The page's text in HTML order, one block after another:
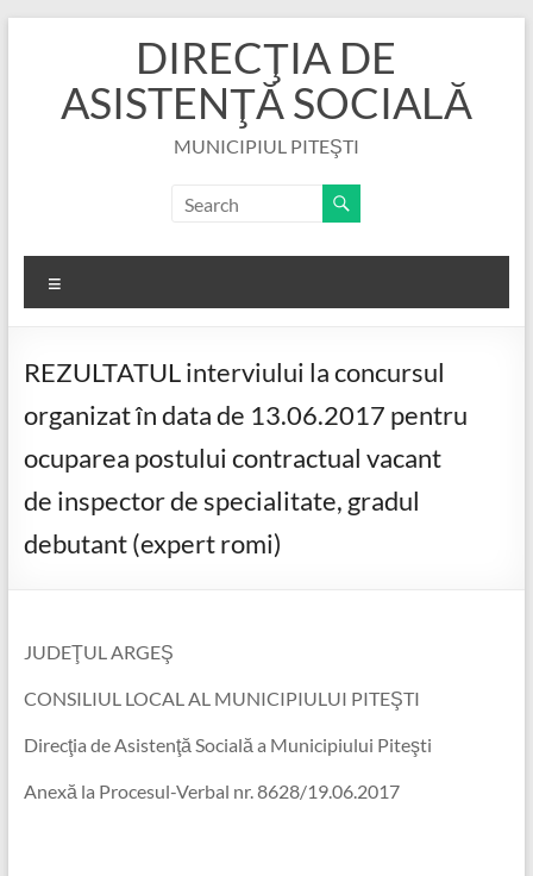
DIRECŢIA DE
ASISTENŢĂ SOCIALĂ
MUNICIPIUL PITEŞTI
REZULTATUL interviului la concursul
organizat în data de 13.06.2017 pentru
ocuparea postului contractual vacant
de inspector de specialitate, gradul
debutant (expert romi)
JUDEŢUL ARGEŞ
CONSILIUL LOCAL AL MUNICIPIULUI PITEŞTI
Direcţia de Asistenţă Socială a Municipiului Piteşti
Anexă la Procesul-Verbal nr. 8628/19.06.2017